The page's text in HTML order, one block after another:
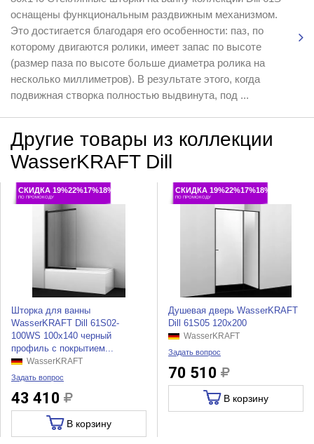
оснащены функциональным раздвижным механизмом.
Это достигается благодаря его особенности: паз, по
которому двигаются ролики, имеет запас по высоте
(размер паза по высоте больше диаметра ролика на
несколько миллиметров). В результате этого, когда
подвижная створка полностью выдвинута, под ...
Другие товары из коллекции
WasserKRAFT Dill
СКИДКА 19%22%17%18%
ПО ПРОМОКОДУ
Шторка для ванны
WasserKRAFT Dill 61S02-
100WS 100х140 черный
профиль с покрытием...
WasserKRAFT
Задать вопрос
43 410
В корзину
СКИДКА 19%22%17%18%
ПО ПРОМОКОДУ
Душевая дверь WasserKRAFT
Dill 61S05 120x200
WasserKRAFT
Задать вопрос
70 510
В корзину